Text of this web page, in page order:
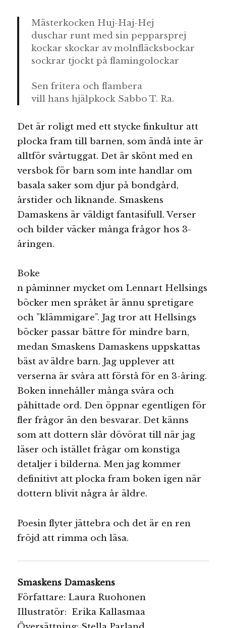
Mästerkocken Huj-Haj-Hej
duschar runt med sin pepparsprej
kockar skockar av molnfläcksbockar
sockrar tjockt på flamingolockar
Sen fritera och flambera
vill hans hjälpkock Sabbo T. Ra.
Det är roligt med ett stycke finkultur att
plocka fram till barnen, som ändå inte är
alltför svårtuggat. Det är skönt med en
versbok för barn som inte handlar om
basala saker som djur på bondgård,
årstider och liknande. Smaskens
Damaskens är väldigt fantasifull. Verser
och bilder väcker många frågor hos 3-
åringen.
Boke
n påminner mycket om Lennart Hellsings
böcker men språket är ännu spretigare
och ”klämmigare”. Jag tror att Hellsings
böcker passar bättre för mindre barn,
medan Smaskens Damaskens uppskattas
bäst av äldre barn. Jag upplever att
verserna är svåra att förstå för en 3-åring.
Boken innehåller många svåra och
påhittade ord. Den öppnar egentligen för
fler frågor än den besvarar. Det känns
som att dottern slår dövörat till när jag
läser och istället frågar om konstiga
detaljer i bilderna. Men jag kommer
definitivt att plocka fram boken igen när
dottern blivit några år äldre.
Poesin flyter jättebra och det är en ren
fröjd att rimma och läsa.
Smaskens Damaskens
Författare: Laura Ruohonen
Illustratör: Erika Kallasmaa